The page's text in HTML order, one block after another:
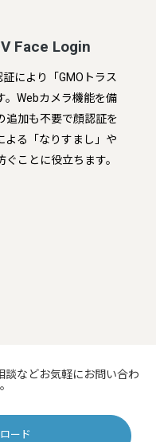
Face Login
証により「GMOトラス
。Webカメラ機能を備
追加も不要で顔認証を
よる「なりすまし」や
ことに役立ちます。
談などお気軽にお問い合わ
ード